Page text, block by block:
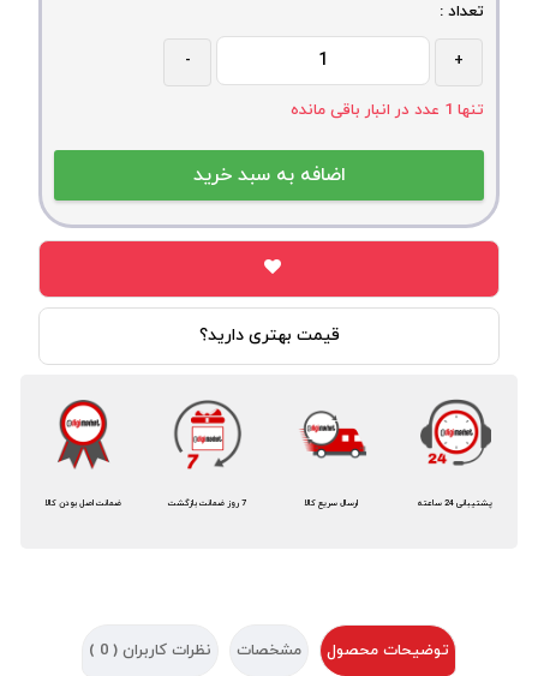
تعداد :
+
-
تنها 1 عدد در انبار باقی مانده
قیمت بهتری دارید؟
ضمانت اصل بودن کالا 7 روز ضمانت بازگشت ارسال سریع کالا پشتیبانی 24 ساعته
توضیحات محصول مشخصات نظرات کاربران ( 0
)